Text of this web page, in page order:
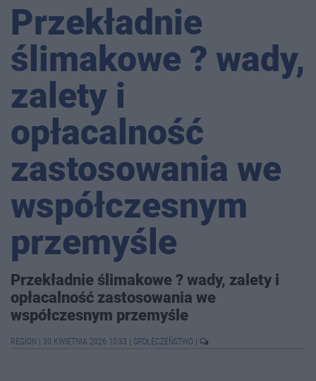
Przekładnie
ślimakowe ? wady,
zalety i
opłacalność
zastosowania we
współczesnym
przemyśle
Przekładnie ślimakowe ? wady, zalety i
opłacalność zastosowania we
współczesnym przemyśle
REGION 30 KWIETNIA 2026 10:33 SPOŁECZEŃSTWO